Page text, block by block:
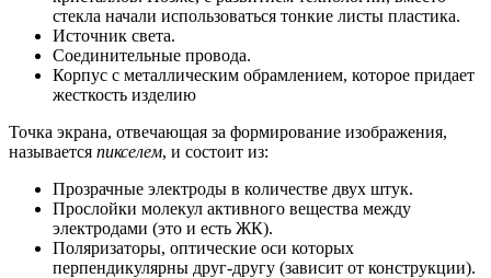
стекла начали использоваться тонкие листы пластика.
Источник света.
Соединительные провода.
Корпус с металлическим обрамлением, которое придает
жесткость изделию
Точка экрана, отвечающая за формирование изображения,
называется пикселем, и состоит из:
Прозрачные электроды в количестве двух штук.
Прослойки молекул активного вещества между
электродами (это и есть ЖК).
Поляризаторы, оптические оси которых
перпендикулярны друг-другу (зависит от конструкции).